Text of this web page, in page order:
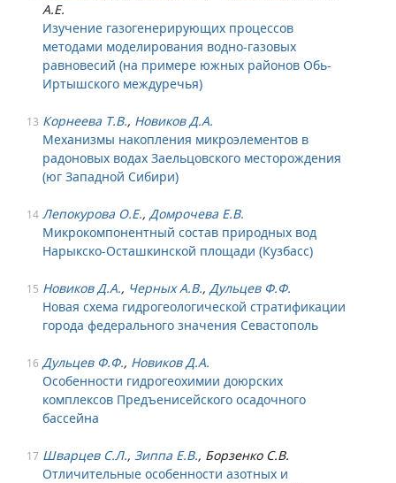
А.Е.
Изучение газогенерирующих процессов
методами моделирования водно-газовых
равновесий (на примере южных районов Обь-
Иртышского междуречья)
13 Корнеева Т.В., Новиков Д.А.
Механизмы накопления микроэлементов в
радоновых водах Заельцовского месторождения
(юг Западной Сибири)
14 Лепокурова О.Е., Домрочева Е.В.
Микрокомпонентный состав природных вод
Нарыкско-Осташкинской площади (Кузбасс)
15 Новиков Д.А., Черных А.В., Дульцев Ф.Ф.
Новая схема гидрогеологической стратификации
города федерального значения Севастополь
16 Дульцев Ф.Ф., Новиков Д.А.
Особенности гидрогеохимии доюрских
комплексов Предъенисейского осадочного
бассейна
17 Шварцев С.Л., Зиппа Е.В., Борзенко С.В.
Отличительные особенности азотных и